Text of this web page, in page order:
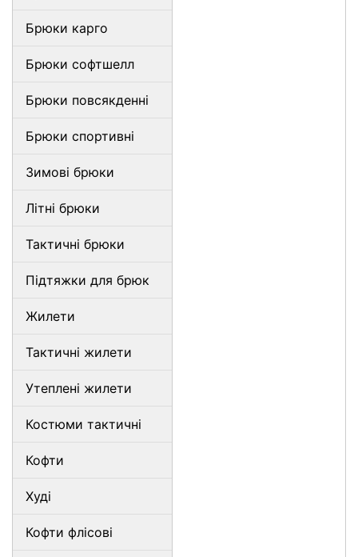
Брюки карго
Брюки софтшелл
Брюки повсякденні
Брюки спортивні
Зимові брюки
Літні брюки
Тактичні брюки
Підтяжки для брюк
Жилети
Тактичні жилети
Утеплені жилети
Костюми тактичні
Кофти
Худі
Кофти флісові